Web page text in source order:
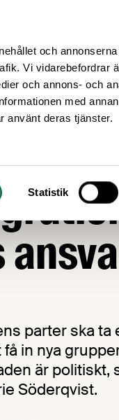
och
Vi vidarebefordrar
och annons- och
med
använt deras tjänster.
Statistik
parter ska
in nya
är politiskt,
Söderqvist.